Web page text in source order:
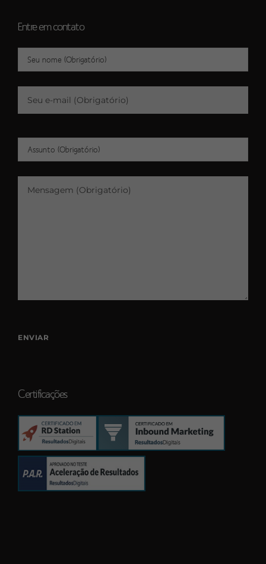
Entre em contato
Certificações